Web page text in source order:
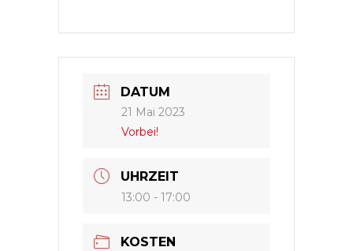
DATUM
21 Mai 2023
Vorbei!
UHRZEIT
13:00 - 17:00
KOSTEN